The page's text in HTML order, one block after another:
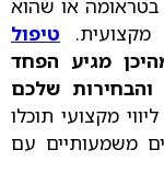
בטראומה או שהוא
מקצועית. טיפול
מגיע הפחד
שלכם
מקצועי תוכלו
משמעותיים עם